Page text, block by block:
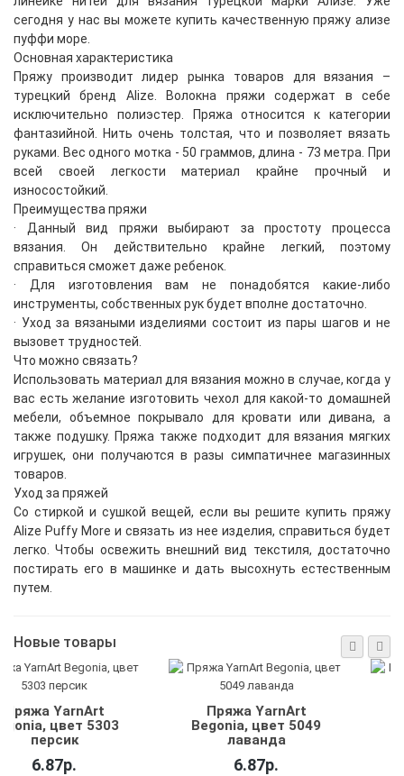
сегодня у нас вы можете купить качественную пряжу ализе
пуффи море.
Основная характеристика
Пряжу производит лидер рынка товаров для вязания –
турецкий бренд Alize. Волокна пряжи содержат в себе
исключительно полиэстер. Пряжа относится к категории
фантазийной. Нить очень толстая, что и позволяет вязать
руками. Вес одного мотка - 50 граммов, длина - 73 метра. При
всей своей легкости материал крайне прочный и
износостойкий.
Преимущества пряжи
· Данный вид пряжи выбирают за простоту процесса
вязания. Он действительно крайне легкий, поэтому
справиться сможет даже ребенок.
· Для изготовления вам не понадобятся какие-либо
инструменты, собственных рук будет вполне достаточно.
· Уход за вязаными изделиями состоит из пары шагов и не
вызовет трудностей.
Что можно связать?
Использовать материал для вязания можно в случае, когда у
вас есть желание изготовить чехол для какой-то домашней
мебели, объемное покрывало для кровати или дивана, а
также подушку. Пряжа также подходит для вязания мягких
игрушек, они получаются в разы симпатичнее магазинных
товаров.
Уход за пряжей
Со стиркой и сушкой вещей, если вы решите купить пряжу
Alize Puffy More и связать из нее изделия, справиться будет
легко. Чтобы освежить внешний вид текстиля, достаточно
постирать его в машинке и дать высохнуть естественным
путем.
Новые товары
2 мм,
+
Шнур полиэфирный
Lotos 2 мм, цвет
мокко
8.00р.